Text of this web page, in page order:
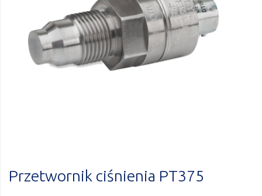
Przetwornik ciśnienia PT375